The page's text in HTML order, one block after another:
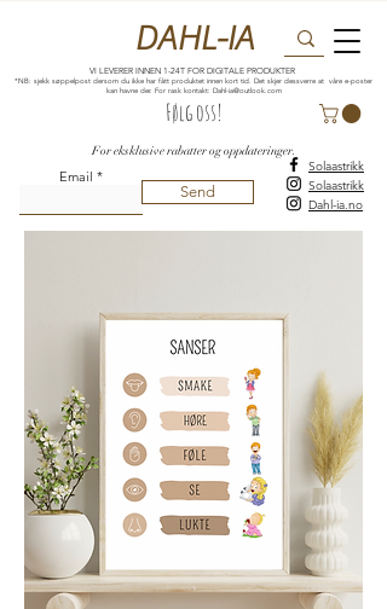
VI LEVERER INNEN 1-24T FOR DIGITALE PRODUKTER
*NB: sjekk søppelpost dersom du ikke har fått produktet innen kort tid. Det skjer dessverre at våre e-poster
kan havne der. For rask kontakt: Dahl-ia@outlook.com
DAHL-IA
For eksklusive rabatter og oppdateringer.
Følg oss!
Email
Send
Solaastrikk
Solaastrikk
Dahl-ia.no